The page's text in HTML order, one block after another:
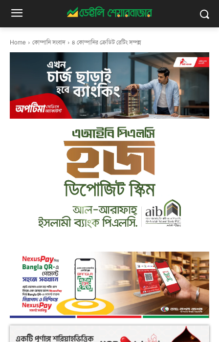
Home কোম্পানি সংবাদ ৪ কোম্পানির ক্রেডিট রেটিং সম্পন্ন